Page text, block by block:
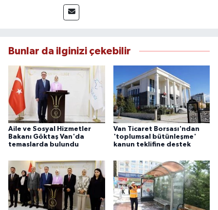
takip etmektedir. Editoryal sürece katkı sunan
Yılmaz, tarafsızlık, doğruluk ve etik ilkeler
bilgilendirmektedir.
Bunlar da ilginizi çekebilir
Aile ve Sosyal Hizmetler
Bakanı Göktaş Van'da
temaslarda bulundu
Van Ticaret Borsası'ndan
'toplumsal bütünleşme'
kanun teklifine destek